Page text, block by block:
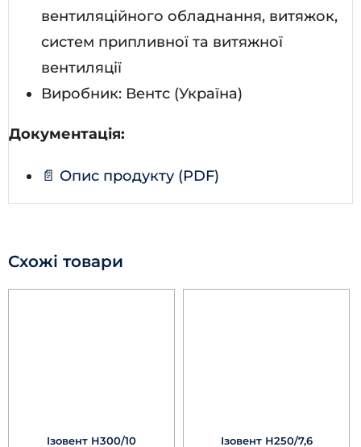
вентиляційного обладнання, витяжок,
систем припливної та витяжної
вентиляції
Виробник: Вентс (Україна)
Документація:
📄 Опис продукту (PDF)
Схожі товари
Ізовент Н300/10 Ізовент Н250/7,6